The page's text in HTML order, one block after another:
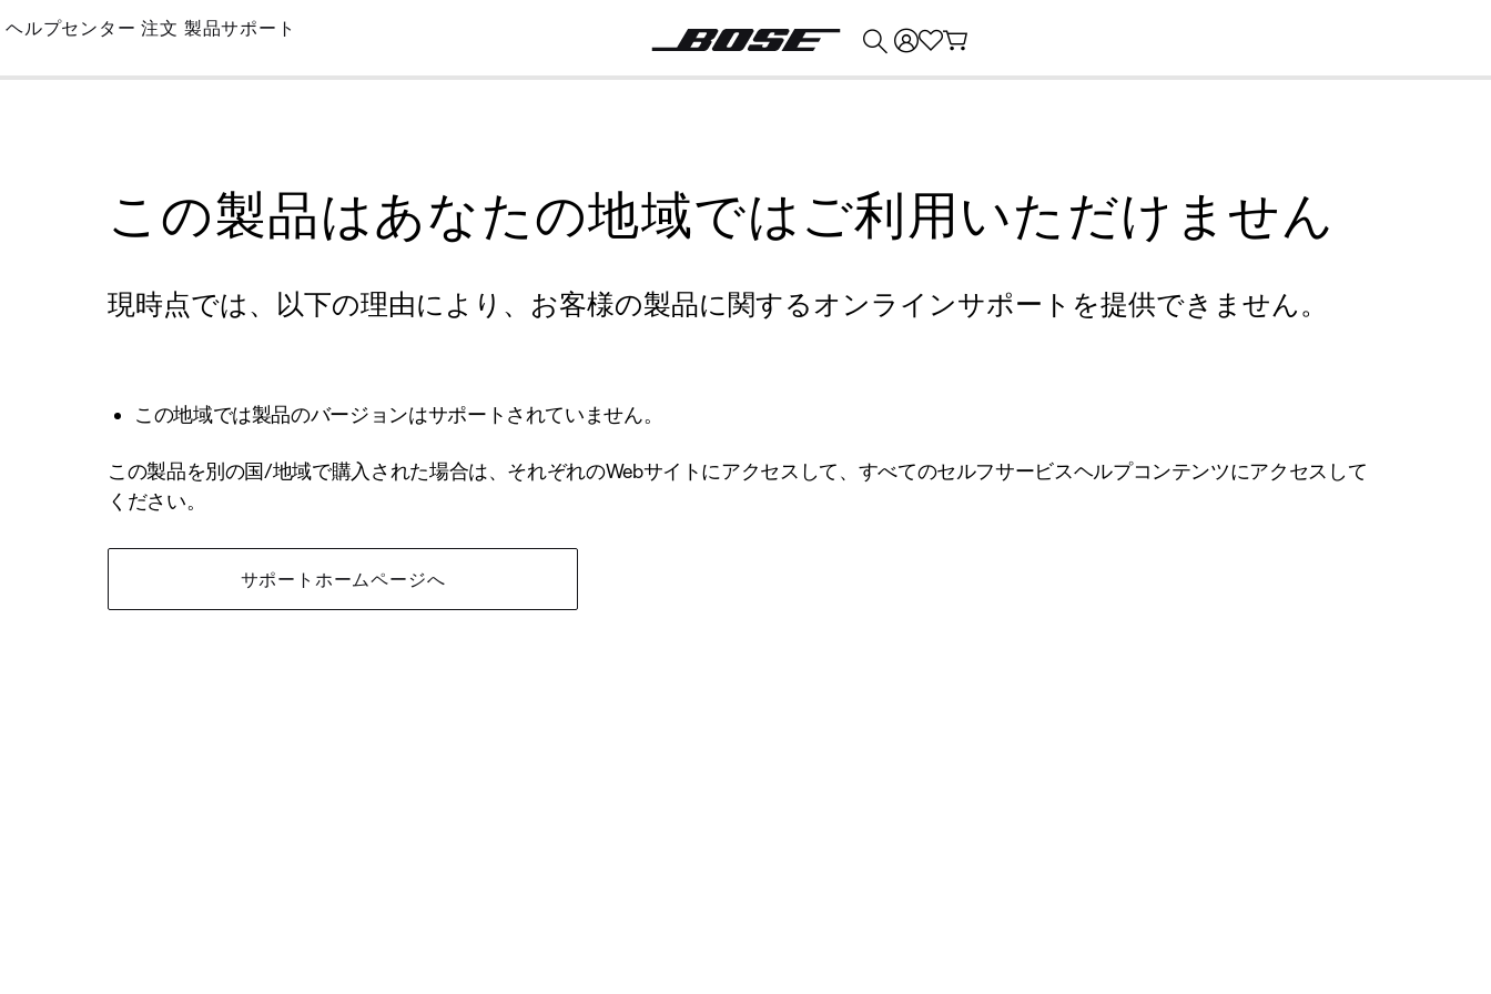
Skip
Main
ヘルプセンター 注文 製品サポート
この製品はあなたの地域ではご利用いただけません
現時点では、以下の理由により、お客様の製品に関するオンラインサポートを提供できません。
この地域では製品のバージョンはサポートされていません。
この製品を別の国/地域で購入された場合は、それぞれのWebサイトにアクセスして、すべてのセルフサービスヘルプコンテンツにアクセスして
ください。
サポートホームページへ